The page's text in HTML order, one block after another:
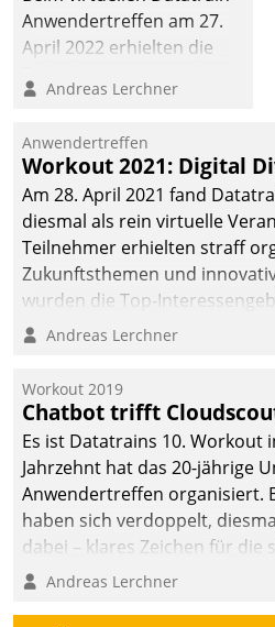
Anwendertreffen am 27.
April 2022 erhielten die
Teilnehmer kurzweilige
Cloud-Strategien und -
Lösungen mit hohem
Zukunftspotenzial.
Andreas Lerchner
Anwendertreffen
Workout 2021: Digital
Am 28. April 2021 fand
diesmal als rein virtuelle
Teilnehmer erhielten straff
Zukunftsthemen und
wurden die Top-
Andreas Lerchner
Workout 2019
Chatbot trifft
Es ist Datatrains 10. Workout
Jahrzehnt hat das 20-jährige
Anwendertreffen organisiert.
haben sich verdoppelt,
dabei – klares Zeichen für die
Fokussierung auf den Kunden.
Andreas Lerchner